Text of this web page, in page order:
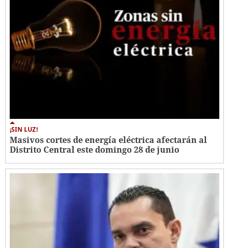
¡SIN LUZ!
Masivos cortes de energía eléctrica afectarán al
Distrito Central este domingo 28 de junio